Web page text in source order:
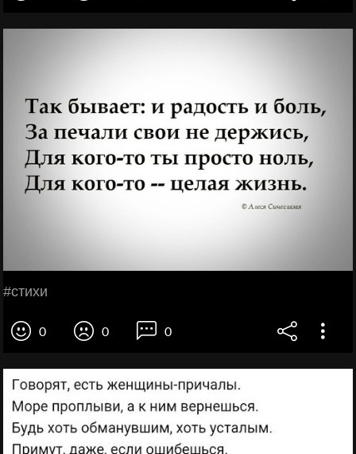
#стихи
0 0 0